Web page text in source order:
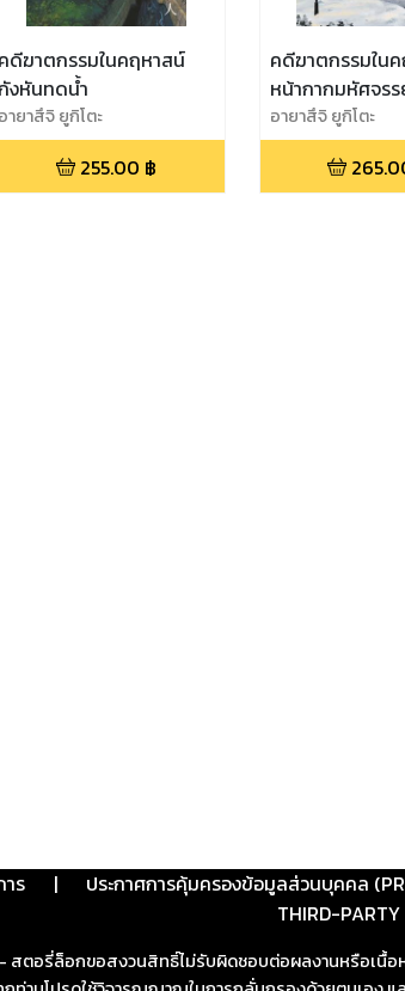
คดีฆาตกรรมในคฤหาสน์
งหันทดน้ำ
อายาสึจิ ยูกิโตะ
255.00 ฿
คดีฆาตกรรมใน
หน้ากากมหัศจรร
อายาสึจิ ยูกิโตะ
าร | ประกาศการคุ้มครองข้อมูลส่วนบุคคล
THIRD-PARTY
สตอรี่ล็อกขอสงวนสิทธิ์ไม่รับผิดชอบต่อผลงานหรือเนื้อ